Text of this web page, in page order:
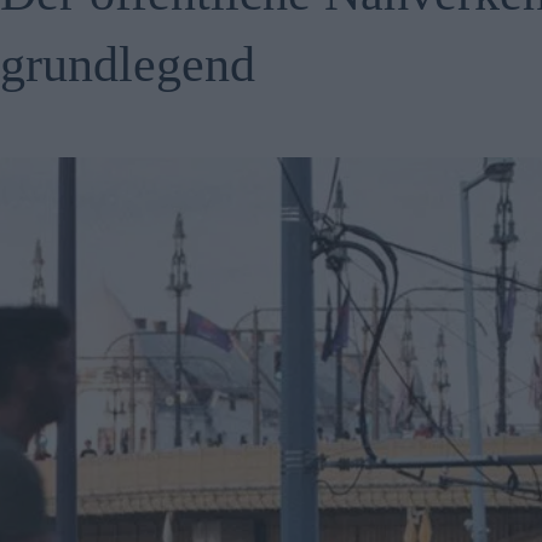
grundlegend